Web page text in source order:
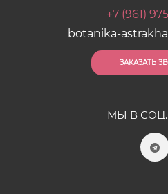
+7 (961)
botanika-
ЗАКАЗАТЬ
МЫ В